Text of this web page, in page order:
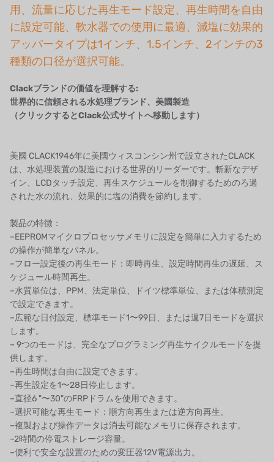
UK PUROLITE
日本のNOP
日本オリンピック
日本勝浦
BRAHMA、イタリア
ハネウェル
アズビル（山武）
オルトレマーレ
NIPCON
トロコイド
国内
自我
加藤
レシップ
ATS
ジャコビ
用、流量に応じた再生モード設定、再生時間を自由
に設定可能、軟水器での使用に最適、減塩に効果的
アッパータイプは1インチ、1.5インチ、2インチの3
種類の口径が選択可能。
Clackブランドの価値を理解する:
世界的に信頼される水処理ブランド、美國製造
（クリックするとClack公式サイトへ移動します）
美國 CLACK1946年に美國ウィスコンシン州で設立されたCLACK
は、水処理装置の製造における世界的リーダーです。斬新なデザ
イン、LCDタッチ設定、再生スケジュールを制御するためのろ過
された水の流れ、効果的に塩の消費を節約します。
製品の特徴：
–EEPROMマイクロプロセッサメモリに設定を簡単に入力するため
の操作が簡単なパネル。
–フロー設定後の再生モード：即時再生、設定時間再生の遅延、ス
ケジュール時間再生。
–水質単位は、PPM、法定単位、ドイツ標準単位、または体積測定
で設定できます。
–広範な日付設定、標準モード1〜99日、または週7日モードを選択
します。
– 9つのモードは、完全なプログラミング再生サイクルモードを提
供します。
–再生時間は自由に設定できます。
–再生設定を1〜28日停止します。
–直径6 "〜30"のFRPドラムを使用できます。
–選択可能な再生モード：順方向再生または逆方向再生。
–複製および操作データは消去可能なメモリに保存されます。
–2時間の停電ストレージ容量。
–便利で安全な設置のための変圧器12V電源出力。